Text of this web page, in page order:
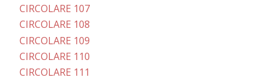
CIRCOLARE 107
CIRCOLARE 108
CIRCOLARE 109
CIRCOLARE 110
CIRCOLARE 111